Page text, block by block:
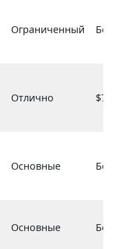
Ограниченный
Отлично
Основные
Основные